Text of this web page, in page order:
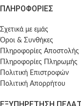
ΠΛΗΡΟΦΟΡΙΕΣ
Σχετικά με εμάς
Όροι & Συνθήκες
Πληροφορίες Αποστολής
Πληροφορίες Πληρωμής
Πολιτική Επιστροφών
Πολιτική Απορρήτου